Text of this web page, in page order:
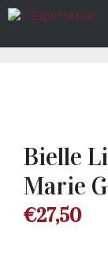
Aller
au
Bielle
Marie
€27,50